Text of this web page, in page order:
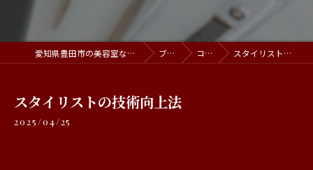
愛知県豊田市の美容室ならatelier Barocco ブログ コラム スタイリストの技術向上法
スタイリストの技術向上法
2025/04/25